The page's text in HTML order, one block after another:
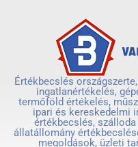
Értékbecslés
ingatlanértékelés,
termőföld értékelés,
ipari és kereskedelmi
értékbecslés,
állatállomány
megoldások, üzleti